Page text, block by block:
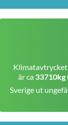
är ca 33710kg
Sverige ut